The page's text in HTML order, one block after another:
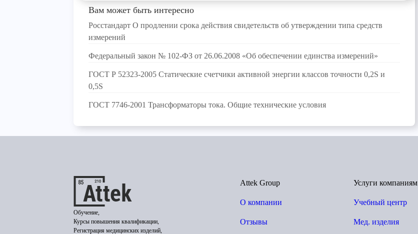
Вам может быть интересно
Росстандарт О продлении срока действия свидетельств об утверждении типа средств
измерений
Федеральный закон № 102-ФЗ от 26.06.2008 «Об обеспечении единства измерений»
ГОСТ Р 52323-2005 Статические счетчики активной энергии классов точности 0,2S и
0,5S
ГОСТ 7746-2001 Трансформаторы тока. Общие технические условия
Обучение,
Курсы повышения квалификации,
Регистрация медицинских изделий,
Attek Group
О компании
Отзывы
Услуги компаниям
Учебный центр
Мед. изделия